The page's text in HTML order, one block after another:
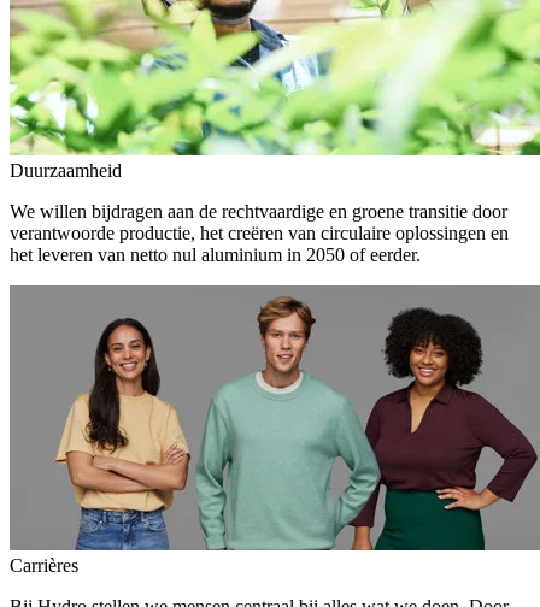
Duurzaamheid
We willen bijdragen aan de rechtvaardige en groene transitie door
verantwoorde productie, het creëren van circulaire oplossingen en
het leveren van netto nul aluminium in 2050 of eerder.
Carrières